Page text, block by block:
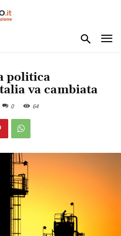
politica
va cambiata
0 64